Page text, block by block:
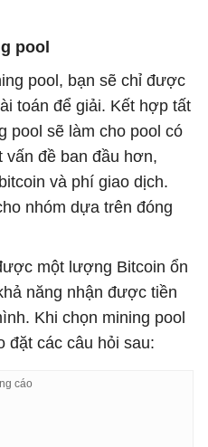
pool
pool, bạn sẽ chỉ được
toán để giải. Kết hợp tất
pool sẽ làm cho pool có
vấn đề ban đầu hơn,
và phí giao dịch.
nhóm dựa trên đóng
một lượng Bitcoin ổn
năng nhận được tiền
Khi chọn mining pool
đặt các câu hỏi sau: